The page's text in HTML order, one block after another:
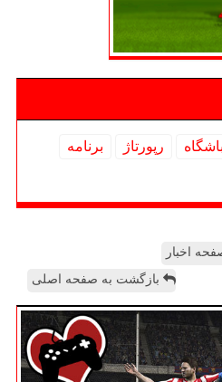
باشگاه رپورتاژ
برنامه
اخبار
بازگشت به صفحه اصلی